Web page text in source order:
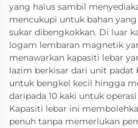
yang halus sambil
mencukupi untuk bahan
sukar dibengkokkan. Di luar
logam lembaran magnetik
menawarkan kapasiti lebar
lazim berkisar dari unit padat
untuk bengkel kecil hingga
daripada 10 kaki untuk
Kapasiti lebar ini
penuh tanpa memerlukan